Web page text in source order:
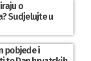
o
Sudjelujte u
pobjede i